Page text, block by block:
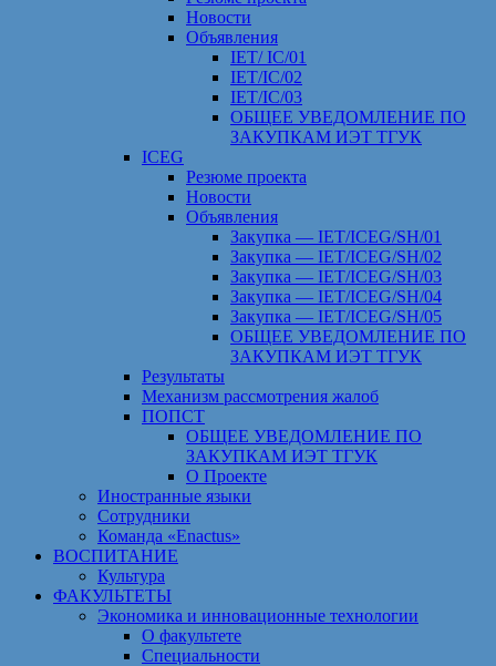
Новости
Объявления
IET/ IC/01
IET/IC/02
IET/IC/03
ОБЩЕЕ УВЕДОМЛЕНИЕ ПО
ЗАКУПКАМ ИЭТ ТГУК
ICEG
Резюме проекта
Новости
Объявления
Закупка — IET/ICEG/SH/01
Закупка — IET/ICEG/SH/02
Закупка — IET/ICEG/SH/03
Закупка — IET/ICEG/SH/04
Закупка — IET/ICEG/SH/05
ОБЩЕЕ УВЕДОМЛЕНИЕ ПО
ЗАКУПКАМ ИЭТ ТГУК
Результаты
Механизм рассмотрения жалоб
ПОПСТ
ОБЩЕЕ УВЕДОМЛЕНИЕ ПО
ЗАКУПКАМ ИЭТ ТГУК
О Проекте
Иностранные языки
Сотрудники
Команда «Enactus»
ВОСПИТАНИЕ
Культура
ФАКУЛЬТЕТЫ
Экономика и инновационные технологии
О факультете
Специальности